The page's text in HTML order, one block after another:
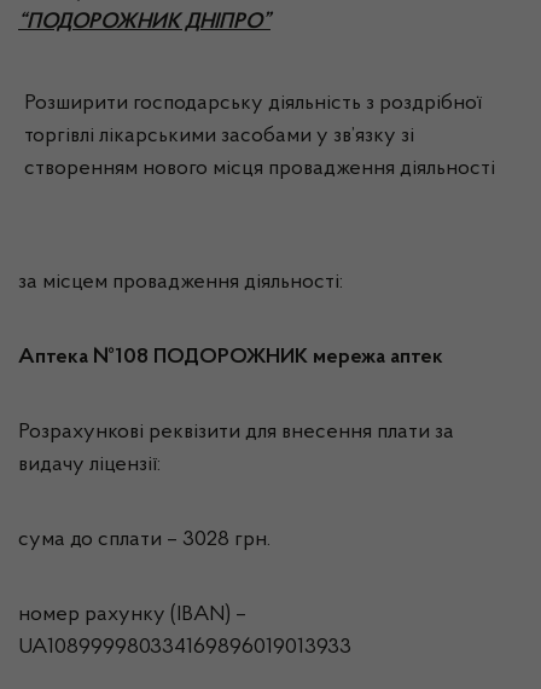
“ПОДОРОЖНИК ДНІПРО”
Розширити господарську діяльність з роздрібної
торгівлі лікарськими засобами у зв’язку зі
створенням нового місця провадження діяльності
за місцем провадження діяльності:
Аптека №108 ПОДОРОЖНИК мережа аптек
Розрахункові реквізити для внесення плати за
видачу ліцензії:
сума до сплати – 3028 грн.
номер рахунку (IBAN) –
UA108999980334169896019013933